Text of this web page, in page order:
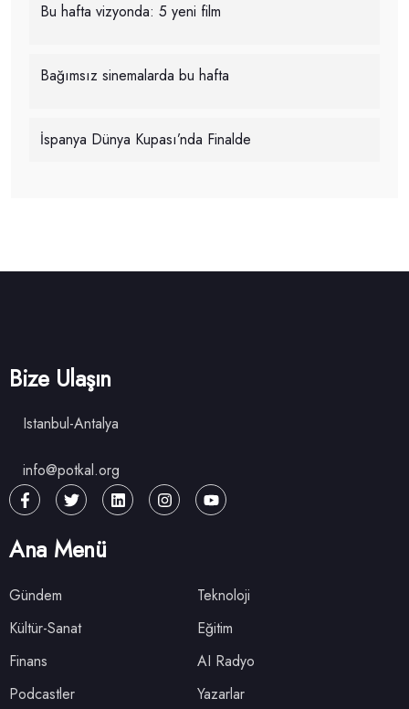
Bu hafta vizyonda: 5 yeni film
Bağımsız sinemalarda bu hafta
İspanya Dünya Kupası’nda Finalde
Bize Ulaşın
Istanbul-Antalya
info@potkal.org
Ana Menü
Gündem
Teknoloji
Kültür-Sanat
Eğitim
Finans
AI Radyo
Podcastler
Yazarlar